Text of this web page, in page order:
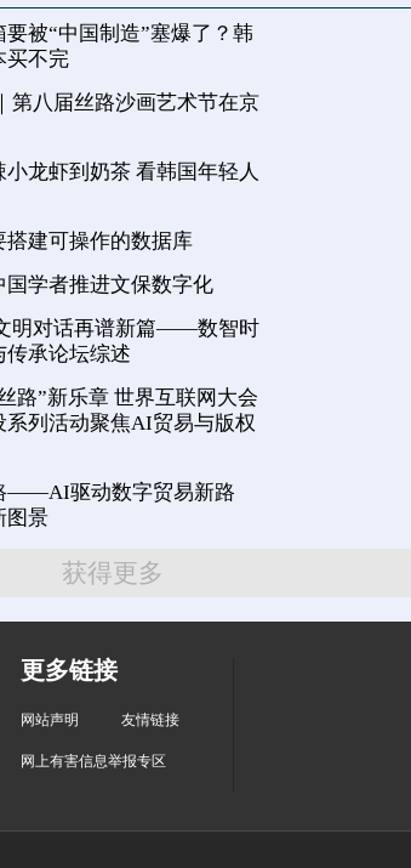
要被“中国制造”塞爆了？韩
买不完
第八届丝路沙画艺术节在京
小龙虾到奶茶 看韩国年轻人
建可操作的数据库
学者推进文保数字化
明对话再谱新篇——数智时
传承论坛综述
路”新乐章 世界互联网大会
列活动聚焦AI贸易与版权
——AI驱动数字贸易新路
图景
获得更多
更多链接
网站声明 友情链接
网上有害信息举报专区